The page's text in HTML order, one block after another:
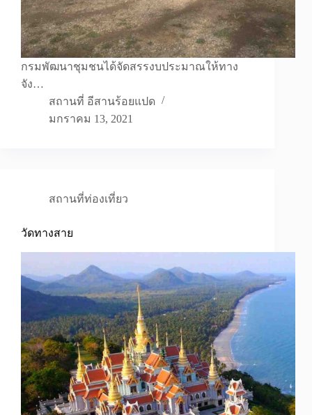
กรมพัฒนาชุมชนได้จัดสรรงบประมาณให้ทาง
จัง…
สถานที่ อีสานร้อยแปด
มกราคม 13, 2021
สถานที่ท่องเที่ยว
วัดทางสาย